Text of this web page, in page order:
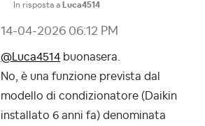
In risposta a Luca4514
‎14-04-2026 06:12 PM
@Luca4514 buonasera.
No, è una funzione prevista dal
modello di condizionatore (Daikin
installato 6 anni fa) denominata